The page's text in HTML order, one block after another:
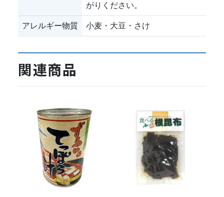
がりください。
アレルギー物質 小麦・大豆・さけ
関連商品